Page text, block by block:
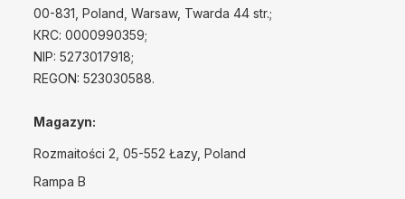
00-831, Poland, Warsaw, Twarda 44 str.;
КRС: 0000990359;
NIP: 5273017918;
REGON: 523030588.
Magazyn:
Rozmaitości 2, 05-552 Łazy, Poland
Rampa B